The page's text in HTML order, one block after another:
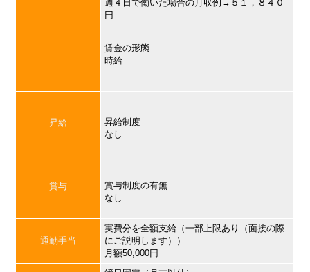
週４日で働いた場合の月収例→５１，８４０
円
賃金の形態
時給
昇給
昇給制度
なし
賞与
賞与制度の有無
なし
通勤手当
実費分を全額支給（一部上限あり（面接の際
にご説明します））
月額50,000円